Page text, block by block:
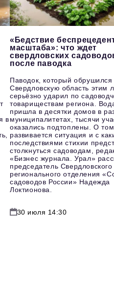
в
«Бедствие
масштаба»: что ждет
свердловских
после паводка
Паводок, который обрушился
Свердловскую область этим
серьёзно ударил по
товариществам региона.
пришла в десятки домов в
муниципалитетах, тысячи
оказались подтоплены. О
развивается ситуация и с
последствиями стихии
столкнуться садоводам,
«Бизнес журнала. Урал»
председатель Свердловского
регионального отделения
садоводов России» Надежда
Локтионова.
30 июля 14:30